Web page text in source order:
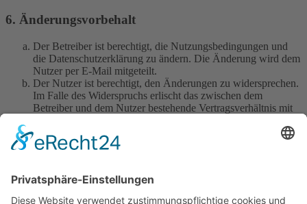
6. Änderungsvorbehalt
Der Betreiber ist berechtigt, die Nutzungsbedingungen und
die Datenschutzerklärung zu ändern. Die Änderung wird dem
Nutzer per E-Mail mitgeteilt.
Der Nutzer ist berechtigt, den Änderungen zu widersprechen.
Im Falle des Widerspruchs erlischt das zwischen dem
Betreiber und dem Nutzer bestehende Vertragsverhältnis mit
Die Änderungen gelten als anerkannt und verbindlich, wenn
der Nutzer den Änderungen zugestimmt hat.
sind in der Datenschutzerklärung enthalten.